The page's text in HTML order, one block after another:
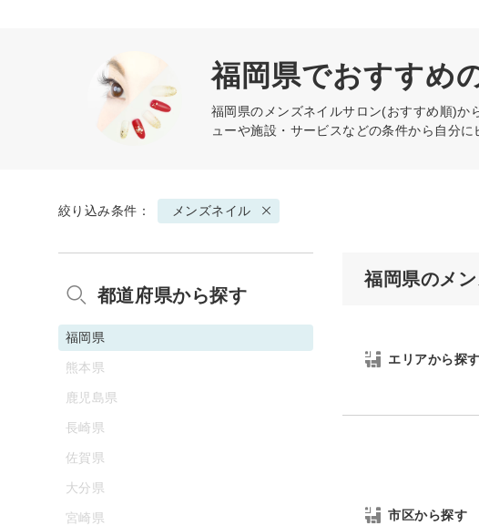
福岡県でおすすめ
福岡県の メンズネイルサロン(おすすめ順)か
ューや施設・サービスなどの条件から自分
絞り込み条件： メンズネイル
福岡県のメ
エリアから探す
市区から探す
都道府県から探す
福岡県
熊本県
鹿児島県
長崎県
佐賀県
大分県
宮崎県